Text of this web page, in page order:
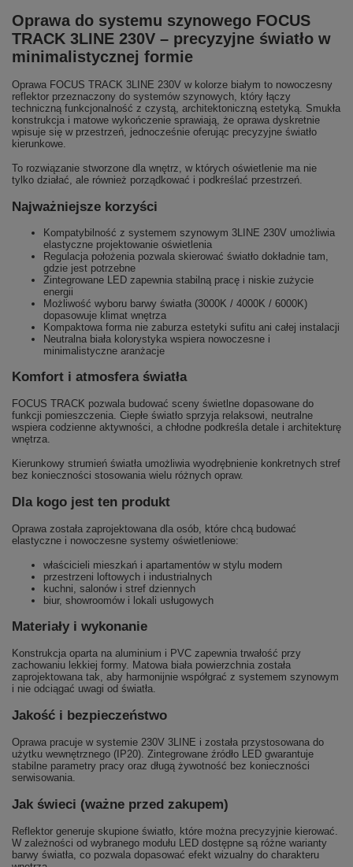
Oprawa do systemu szynowego FOCUS
TRACK 3LINE 230V – precyzyjne światło w
minimalistycznej formie
Oprawa FOCUS TRACK 3LINE 230V w kolorze białym to nowoczesny
reflektor przeznaczony do systemów szynowych, który łączy
techniczną funkcjonalność z czystą, architektoniczną estetyką. Smukła
konstrukcja i matowe wykończenie sprawiają, że oprawa dyskretnie
wpisuje się w przestrzeń, jednocześnie oferując precyzyjne światło
kierunkowe.
To rozwiązanie stworzone dla wnętrz, w których oświetlenie ma nie
tylko działać, ale również porządkować i podkreślać przestrzeń.
Najważniejsze korzyści
Kompatybilność z systemem szynowym 3LINE 230V umożliwia
elastyczne projektowanie oświetlenia
Regulacja położenia pozwala skierować światło dokładnie tam,
gdzie jest potrzebne
Zintegrowane LED zapewnia stabilną pracę i niskie zużycie
energii
Możliwość wyboru barwy światła (3000K / 4000K / 6000K)
dopasowuje klimat wnętrza
Kompaktowa forma nie zaburza estetyki sufitu ani całej instalacji
Neutralna biała kolorystyka wspiera nowoczesne i
minimalistyczne aranżacje
Komfort i atmosfera światła
FOCUS TRACK pozwala budować sceny świetlne dopasowane do
funkcji pomieszczenia. Ciepłe światło sprzyja relaksowi, neutralne
wspiera codzienne aktywności, a chłodne podkreśla detale i architekturę
wnętrza.
Kierunkowy strumień światła umożliwia wyodrębnienie konkretnych stref
bez konieczności stosowania wielu różnych opraw.
Dla kogo jest ten produkt
Oprawa została zaprojektowana dla osób, które chcą budować
elastyczne i nowoczesne systemy oświetleniowe:
właścicieli mieszkań i apartamentów w stylu modern
przestrzeni loftowych i industrialnych
kuchni, salonów i stref dziennych
biur, showroomów i lokali usługowych
Materiały i wykonanie
Konstrukcja oparta na aluminium i PVC zapewnia trwałość przy
zachowaniu lekkiej formy. Matowa biała powierzchnia została
zaprojektowana tak, aby harmonijnie współgrać z systemem szynowym
i nie odciągać uwagi od światła.
Jakość i bezpieczeństwo
Oprawa pracuje w systemie 230V 3LINE i została przystosowana do
użytku wewnętrznego (IP20). Zintegrowane źródło LED gwarantuje
stabilne parametry pracy oraz długą żywotność bez konieczności
serwisowania.
Jak świeci (ważne przed zakupem)
Reflektor generuje skupione światło, które można precyzyjnie kierować.
W zależności od wybranego modułu LED dostępne są różne warianty
barwy światła, co pozwala dopasować efekt wizualny do charakteru